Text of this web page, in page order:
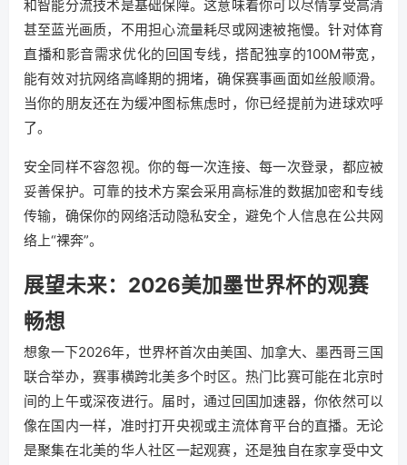
和智能分流技术是基础保障。这意味着你可以尽情享受高清
甚至蓝光画质，不用担心流量耗尽或网速被拖慢。针对体育
直播和影音需求优化的回国专线，搭配独享的100M带宽，
能有效对抗网络高峰期的拥堵，确保赛事画面如丝般顺滑。
当你的朋友还在为缓冲图标焦虑时，你已经提前为进球欢呼
了。
安全同样不容忽视。你的每一次连接、每一次登录，都应被
妥善保护。可靠的技术方案会采用高标准的数据加密和专线
传输，确保你的网络活动隐私安全，避免个人信息在公共网
络上“裸奔”。
展望未来：2026美加墨世界杯的观赛
畅想
想象一下2026年，世界杯首次由美国、加拿大、墨西哥三国
联合举办，赛事横跨北美多个时区。热门比赛可能在北京时
间的上午或深夜进行。届时，通过回国加速器，你依然可以
像在国内一样，准时打开央视或主流体育平台的直播。无论
是聚集在北美的华人社区一起观赛，还是独自在家享受中文